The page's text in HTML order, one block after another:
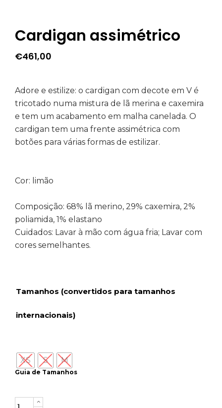
Cardigan assimétrico
€461,00
Adore e estilize: o cardigan com decote em V é
tricotado numa mistura de lã merina e caxemira
e tem um acabamento em malha canelada. O
cardigan tem uma frente assimétrica com
botões para várias formas de estilizar.
Cor: limão
Composição: 68% lã merino, 29% caxemira, 2%
poliamida, 1% elastano
Cuidados: Lavar à mão com água fria; Lavar com
cores semelhantes.
Guia de Tamanhos
Tamanhos (convertidos para tamanhos
internacionais)
XS S M
Quantity